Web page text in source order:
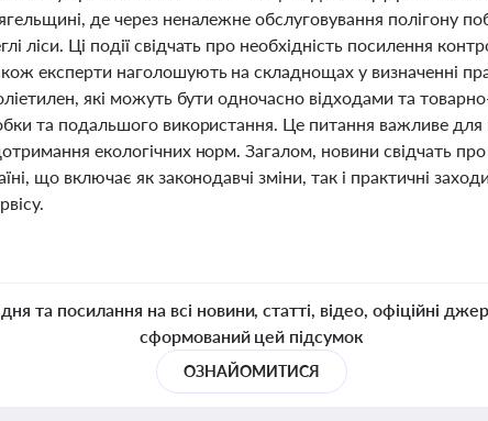
де через неналежне обслуговування полігону
ліси. Ці події свідчать про необхідність посилення
експерти наголошують на складнощах у визначенні
які можуть бути одночасно відходами та
та подальшого використання. Це питання важливе для
екологічних норм. Загалом, новини свідчать
що включає як законодавчі зміни, так і практичні
та посилання на всі новини, статті, відео, офіційні
сформований цей підсумок
ОЗНАЙОМИТИСЯ